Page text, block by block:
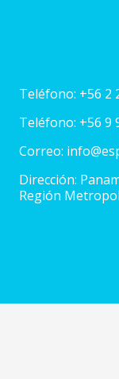
Teléfono: +56 2
Teléfono: +56 9
Correo:
Dirección:
Región